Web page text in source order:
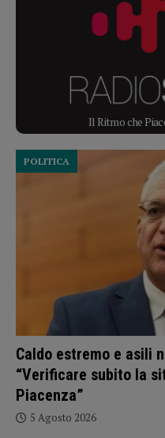
Il Ritmo che
Caldo estremo e asili
“Verificare subito la
Piacenza”
POLITICA
5 Agosto 2026